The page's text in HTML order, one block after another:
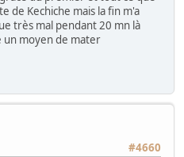
de Kechiche mais la fin m'a
très mal pendant 20 mn là
un moyen de mater
#4660